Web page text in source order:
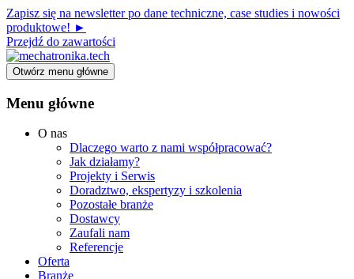
Zapisz się na newsletter po dane techniczne, case studies i nowości
produktowe! ►
Przejdź do zawartości
Otwórz menu główne
Menu główne
O nas
Dlaczego warto z nami współpracować?
Jak działamy?
Projekty i Serwis
Doradztwo, ekspertyzy i szkolenia
Pozostałe branże
Dostawcy
Zaufali nam
Referencje
Oferta
Branże